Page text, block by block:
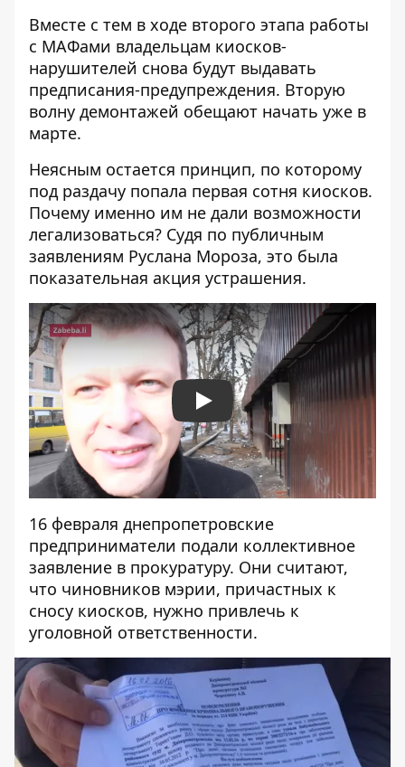
Вместе с тем в ходе второго этапа работы
с МАФами владельцам киосков-
нарушителей снова будут выдавать
предписания-предупреждения. Вторую
волну демонтажей обещают начать уже в
марте.
Неясным остается принцип, по которому
под раздачу попала первая сотня киосков.
Почему именно им не дали возможности
легализоваться? Судя по публичным
заявлениям Руслана Мороза, это была
показательная акция устрашения.
Play
16 февраля днепропетровские
предприниматели подали коллективное
заявление в прокуратуру. Они считают,
что чиновников мэрии, причастных к
сносу киосков, нужно привлечь к
уголовной ответственности.